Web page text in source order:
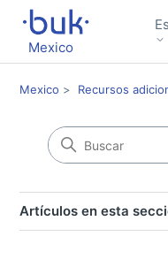
Mexico
Mexico Recursos
Artículos en esta